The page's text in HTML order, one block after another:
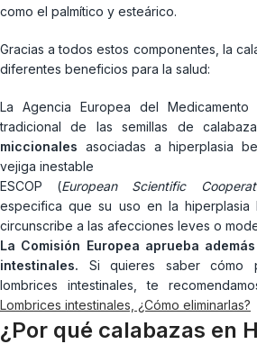
como el palmítico y esteárico.
Gracias a todos estos componentes, la
diferentes beneficios para la salud:
La Agencia Europea del
tradicional de las semillas de
miccionales asociadas a hiperplasia
vejiga inestable
ESCOP (European Scientific
especifica que su uso en la hiperplasia
circunscribe a las afecciones leves o
La Comisión Europea aprueba
intestinales. Si quieres saber cómo
lombrices intestinales, te
Lombrices intestinales, ¿Cómo eliminarlas?
¿Por qué calabazas en